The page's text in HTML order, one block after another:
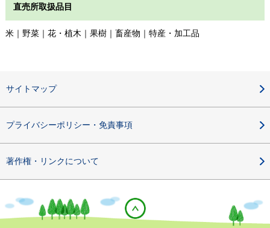
直売所取扱品目
米｜野菜｜花・植木｜果樹｜畜産物｜特産・加工品
サイトマップ
プライバシーポリシー・免責事項
著作権・リンクについて